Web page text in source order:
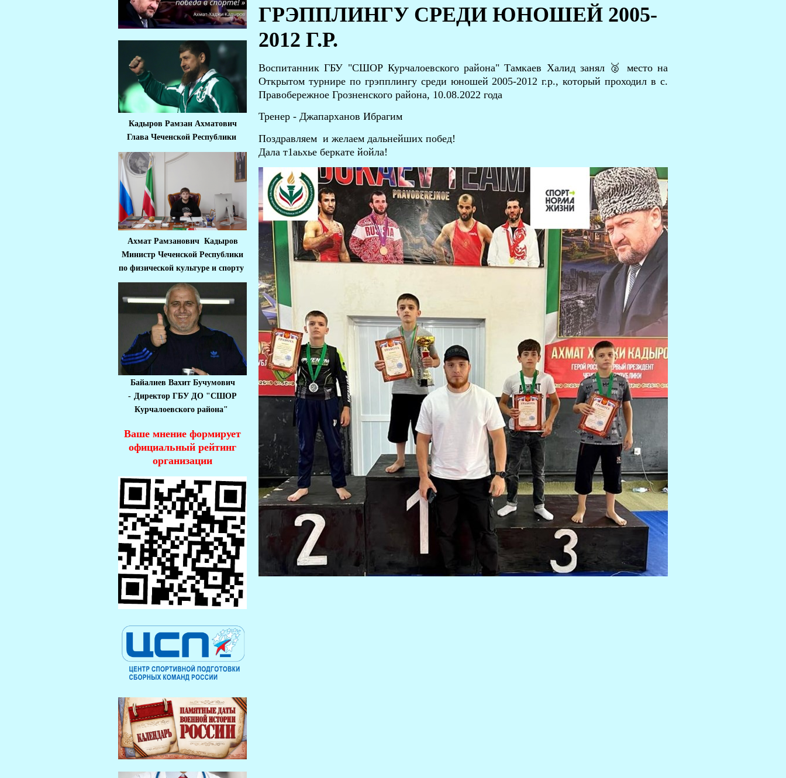
Кадыров Рамзан Ахматович
Глава Чеченской Республики
Ахмат Рамзанович Кадыров
Министр Чеченской Республики
по физической культуре и спорту
Байалиев Вахит Бучумович
- Директор ГБУ ДО "СШОР
Курчалоевского района"
Ваше мнение формирует
официальный рейтинг
организации
ГРЭППЛИНГУ СРЕДИ ЮНОШЕЙ 2005-
2012 Г.Р.
Воспитанник ГБУ "СШОР Курчалоевского района" Тамкаев Халид занял 🥈 место на
Открытом турнире по грэпплингу среди юношей 2005-2012 г.р., который проходил в с.
Правобережное Грозненского района, 10.08.2022 года
Тренер - Джапарханов Ибрагим
Поздравляем и желаем дальнейших побед!
Дала т1аьхье беркате йойла!